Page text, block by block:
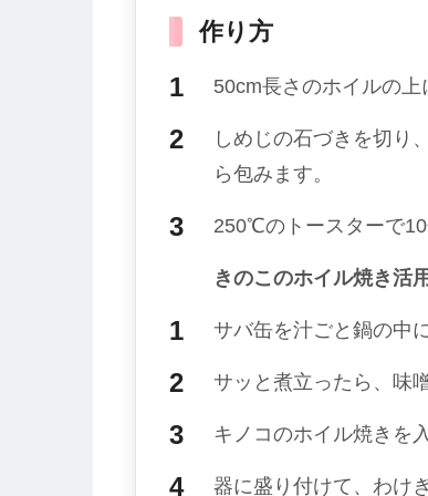
作り方
50cm長さのホイルの上
しめじの石づきを切り
ら包みます。
250℃のトースターで10
きのこのホイル焼き活
サバ缶を汁ごと鍋の中
サッと煮立ったら、味
キノコのホイル焼きを
器に盛り付けて、わけ